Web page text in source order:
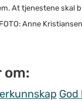
At tjenestene skal
Anne
om: